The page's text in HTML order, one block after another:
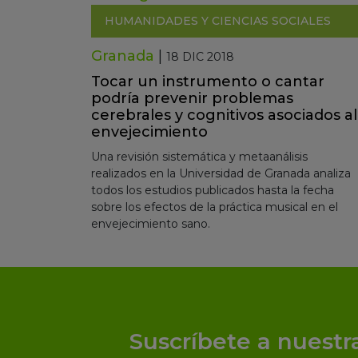
HUMANIDADES Y CIENCIAS SOCIALES
Granada 18 DIC 2018
Tocar un instrumento o cantar
podría prevenir problemas
cerebrales y cognitivos asociados al
envejecimiento
Una revisión sistemática y metaanálisis
realizados en la Universidad de Granada analiza
todos los estudios publicados hasta la fecha
sobre los efectos de la práctica musical en el
envejecimiento sano.
Suscríbete a